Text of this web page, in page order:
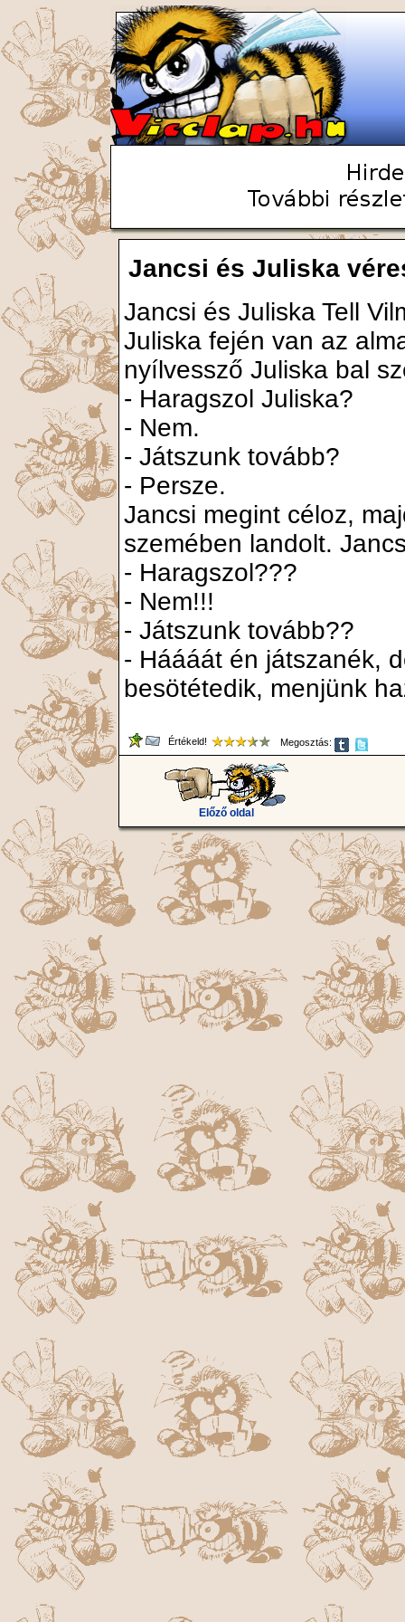
Jancsi és Juliska
Jancsi és Juliska Tell
Juliska fején van az
nyílvessző Juliska bal
- Haragszol Juliska?
- Nem.
- Játszunk tovább?
- Persze.
Jancsi megint céloz,
szemében landolt.
- Haragszol???
- Nem!!!
- Játszunk tovább??
- Háááát én játszanék,
besötétedik, menjünk
Értékeld! Megosztás:
Előző oldal